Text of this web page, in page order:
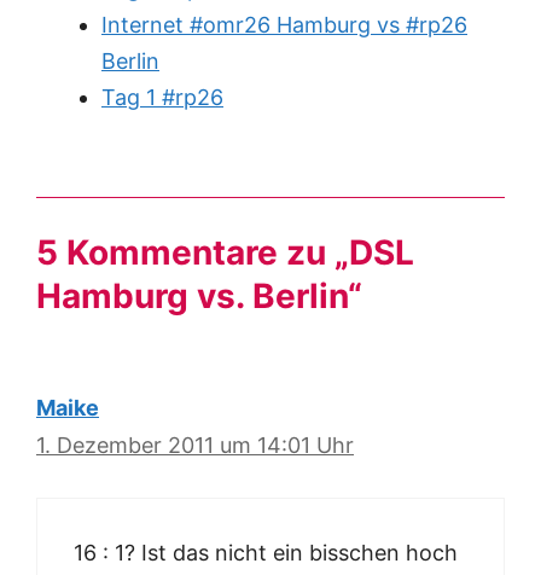
Internet #omr26 Hamburg vs #rp26
Berlin
Tag 1 #rp26
5 Kommentare zu „DSL
Hamburg vs. Berlin“
Maike
1. Dezember 2011 um 14:01 Uhr
16 : 1? Ist das nicht ein bisschen hoch